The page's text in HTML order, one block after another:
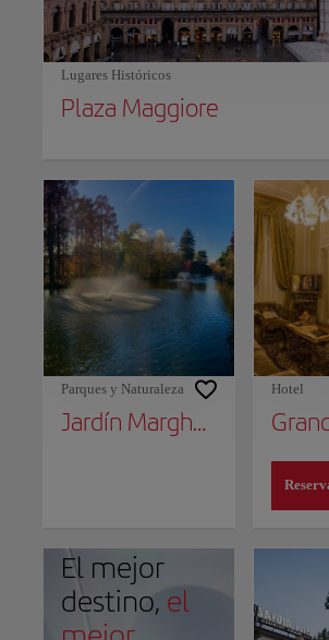
Lugares Históricos
Plaza Maggiore
Parques y Naturaleza
Jardín Margherita
Hotel
El mejor
destino, el